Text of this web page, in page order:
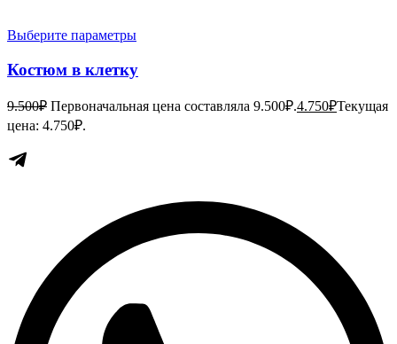
Выберите параметры
Костюм в клетку
9.500₽ Первоначальная цена составляла 9.500₽.4.750₽Текущая
цена: 4.750₽.